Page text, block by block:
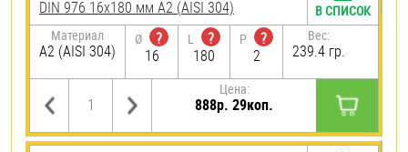
DIN 976 16х180 мм А2 (AISI 304)
Материал
А2 (AISI 304)
Ø
?
16
L
?
180
P
?
2
Вес:
239.4 гр.
Цена:
888р. 29коп.
В СПИСОК